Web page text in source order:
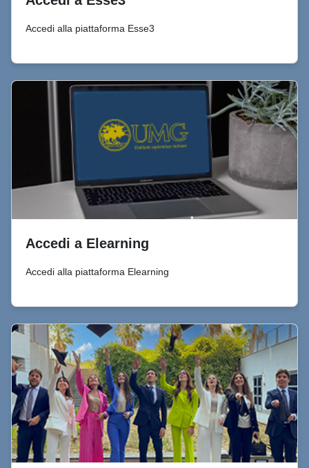
Accedi alla piattaforma Esse3
Accedi a Elearning
Accedi alla piattaforma Elearning